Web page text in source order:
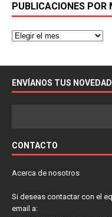
PUBLICACIONES POR
ENVÍANOS TUS
CONTACTO
Acerca de nosotros
Si deseas contactar con el
email a: